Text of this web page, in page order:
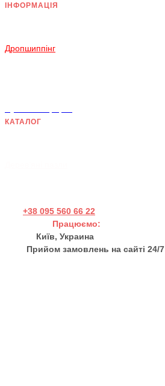
ІНФОРМАЦІЯ
Дропшиппінг
КАТАЛОГ
+38 095 560 66 22
Працюємо:
Київ, Украина
Прийом замовлень на сайті 24/7